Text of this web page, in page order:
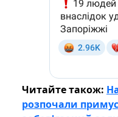
Читайте також:
розпочали